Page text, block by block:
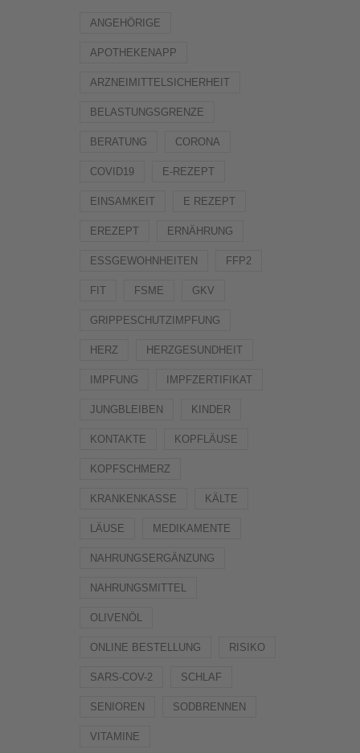
ANGEHÖRIGE
APOTHEKENAPP
ARZNEIMITTELSICHERHEIT
BELASTUNGSGRENZE
BERATUNG CORONA
COVID19 E-REZEPT
EINSAMKEIT E REZEPT
EREZEPT ERNÄHRUNG
ESSGEWOHNHEITEN FFP2
FIT FSME GKV
GRIPPESCHUTZIMPFUNG
HERZ HERZGESUNDHEIT
IMPFUNG IMPFZERTIFIKAT
JUNGBLEIBEN KINDER
KONTAKTE KOPFLÄUSE
KOPFSCHMERZ
KRANKENKASSE KÄLTE
LÄUSE MEDIKAMENTE
NAHRUNGSERGÄNZUNG
NAHRUNGSMITTEL
OLIVENÖL
ONLINE BESTELLUNG RISIKO
SARS-COV-2 SCHLAF
SENIOREN SODBRENNEN
VITAMINE